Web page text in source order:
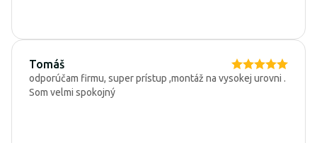
Tomáš
odporúčam firmu, super prístup ,montáž na vysokej urovni .
Som velmi spokojný